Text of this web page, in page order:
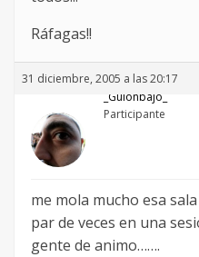
Ráfagas!!
31 diciembre, 2005 a las 20:17
_Guionbajo_
Participante
me mola mucho esa
par de veces en una
gente de animo…….